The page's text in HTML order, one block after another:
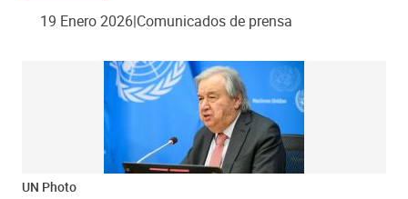
19 Enero 2026 Comunicados de prensa
UN Photo